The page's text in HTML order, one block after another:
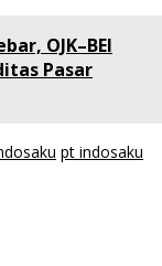
OJK–BEI
Pasar
pt indosaku